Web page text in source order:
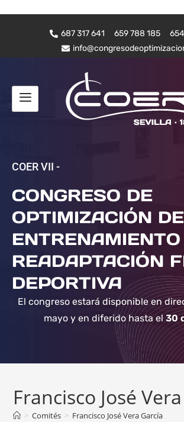
687 317 641 659 788 185
COER VII -
CONGRESO DE
OPTIMIZACIÓN
READAPTACIÓN
DEPORTIVA
El congreso estará disponible en
mayo y en diferido hasta el30
Francisco José
> Comités > Francisco José Vera García